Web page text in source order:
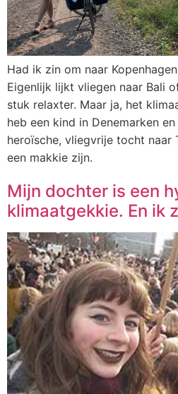
Had ik zin om naar
Eigenlijk lijkt vliegen naar Bali
stuk relaxter. Maar ja, het
heb een kind in Denemarken
heroïsche, vliegvrije tocht naar
een makkie zijn.
Mijn dochter is een
klimaatgekkie. En ik